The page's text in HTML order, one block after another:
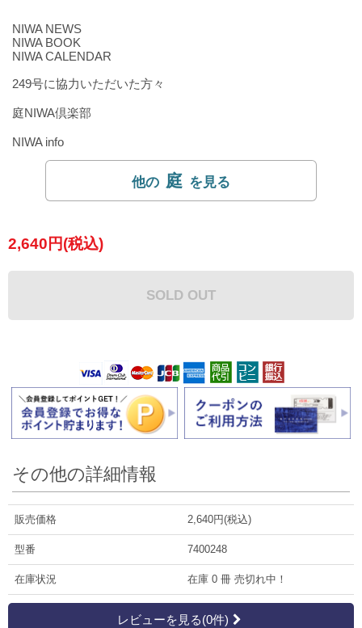
NIWA NEWS
NIWA BOOK
NIWA CALENDAR
249号に協力いただいた方々
庭NIWA倶楽部
NIWA info
庭
2,640円(税込)
SOLD OUT
その他の詳細情報
販売価格 2,640円(税込)
型番 7400248
在庫状況 在庫 0 冊 売切れ中！
レビューを見る(0件)